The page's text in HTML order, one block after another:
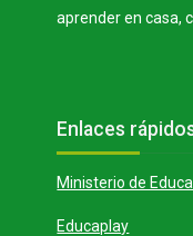
aprender en casa,
Bloques
Enlaces
Ministerio de
Educaplay